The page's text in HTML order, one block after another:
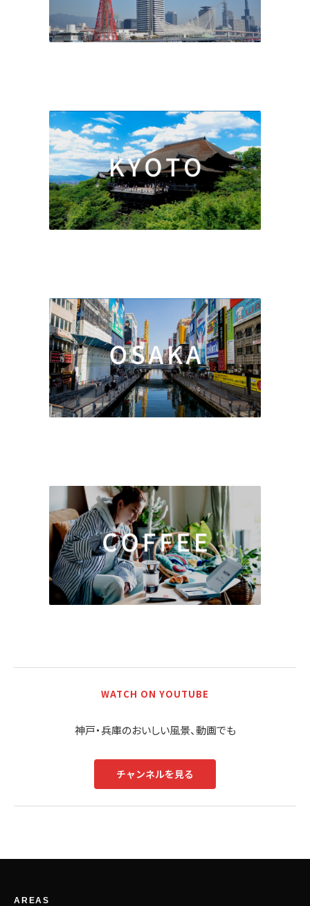
WATCH ON YOUTUBE
神戸・兵庫のおいしい風景、動画でも
チャンネルを見る
AREAS